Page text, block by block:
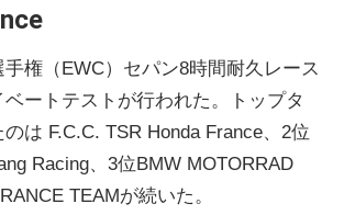
ク
ニ
手権（EWC）セパン8時間耐久レース
ートテストが行われた。トップタ
は F.C.C. TSR Honda France、2位
Racing、3位BMW MOTORRAD
TEAMが続いた。